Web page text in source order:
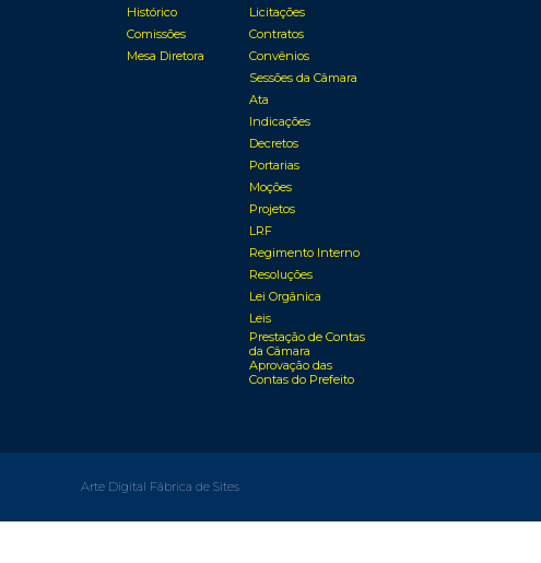
Histórico
Comissões
Mesa Diretora
Licitações
Contratos
Convênios
Sessões da Câmara
Ata
Indicações
Decretos
Portarias
Moções
Projetos
LRF
Regimento Interno
Resoluções
Lei Orgânica
Leis
Prestação de Contas
da Câmara
Aprovação das
Contas do Prefeito
Arte Digital Fábrica de Sites